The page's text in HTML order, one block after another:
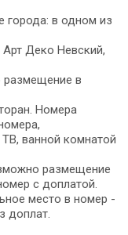
города: в одном из
Деко Невский,
в
Номера
ванной комнатой
размещение
с доплатой.
место в номер -
доплат.